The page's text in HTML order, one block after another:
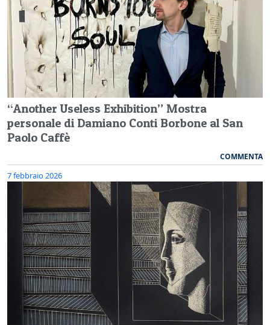
“Another Useless Exhibition” Mostra
personale di Damiano Conti Borbone al San
Paolo Caffè
COMMENTA
7 febbraio 2026